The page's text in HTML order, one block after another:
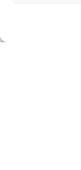
hör vi av